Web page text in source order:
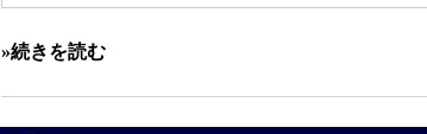
»続きを読む